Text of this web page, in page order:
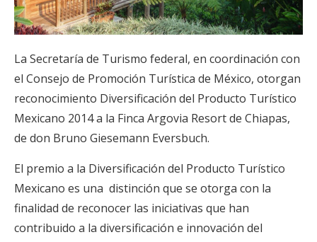
La Secretaría de Turismo federal, en coordinación con
el Consejo de Promoción Turística de México, otorgan
reconocimiento Diversificación del Producto Turístico
Mexicano 2014 a la Finca Argovia Resort de Chiapas,
de don Bruno Giesemann Eversbuch.
El premio a la Diversificación del Producto Turístico
Mexicano es una distinción que se otorga con la
finalidad de reconocer las iniciativas que han
contribuido a la diversificación e innovación del